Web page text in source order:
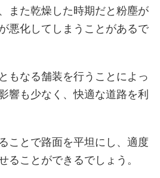
また乾燥した時期だと粉塵が
悪化してしまうことがあるで
もなる舗装を行うことによっ
響も少なく、快適な道路を利
ことで路面を平坦にし、適度
ることができるでしょう。